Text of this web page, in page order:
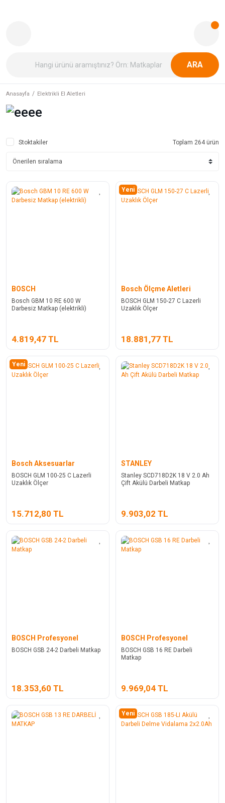
ARA
Anasayfa Elektrikli El Aletleri
Stoktakiler Toplam 264 ürün
BOSCH
Bosch GBM 10 RE 600 W
Darbesiz Matkap (elektrikli)
4.819,47 TL
Yeni
Bosch Ölçme Aletleri
BOSCH GLM 150-27 C Lazerli
Uzaklık Ölçer
18.881,77 TL
Yeni
Bosch Aksesuarlar
BOSCH GLM 100-25 C Lazerli
Uzaklık Ölçer
15.712,80 TL
STANLEY
Stanley SCD718D2K 18 V 2.0 Ah
Çift Akülü Darbeli Matkap
9.903,02 TL
BOSCH Profesyonel
BOSCH GSB 24-2 Darbeli Matkap
18.353,60 TL
BOSCH Profesyonel
BOSCH GSB 16 RE Darbeli
Matkap
9.969,04 TL
Yeni